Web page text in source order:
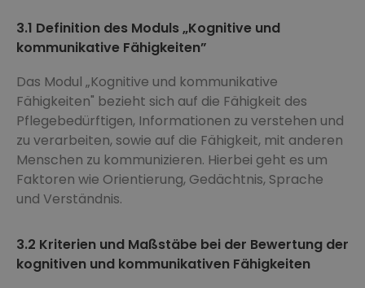
3.1 Definition des Moduls „Kognitive und
kommunikative Fähigkeiten”
Das Modul „Kognitive und kommunikative
Fähigkeiten" bezieht sich auf die Fähigkeit des
Pflegebedürftigen, Informationen zu verstehen und
zu verarbeiten, sowie auf die Fähigkeit, mit anderen
Menschen zu kommunizieren. Hierbei geht es um
Faktoren wie Orientierung, Gedächtnis, Sprache
und Verständnis.
3.2 Kriterien und Maßstäbe bei der Bewertung der
kognitiven und kommunikativen Fähigkeiten